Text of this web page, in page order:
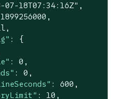
07-18T07:34:16Z" ,
,
,
: {
: 0 ,
: 0 ,
: 600 ,
: 10 ,